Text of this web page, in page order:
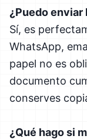
¿Puedo enviar
Sí, es
WhatsApp,
papel no es
documento
conserves
¿Qué hago si